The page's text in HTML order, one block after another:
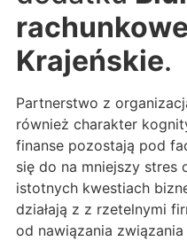
Krajeńskie.
Partnerstwo z
również charakter
finanse pozostają pod
się do na mniejszy stres
istotnych kwestiach
działają z z rzetelnymi
od nawiązania